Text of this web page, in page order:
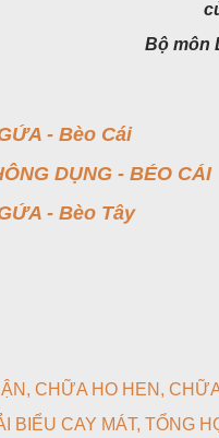
Bộ môn
- Bèo Cái
DỤNG - BÉO CÁI
- Bèo Tây
CHỮA HO HEN
BIỂU CAY MÁT TỔNG